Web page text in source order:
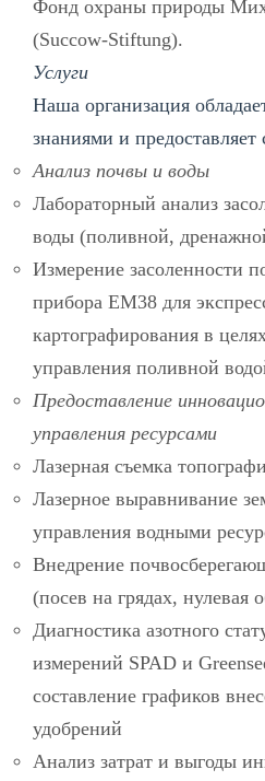
Фонд охраны природы
(Succow-Stiftung).
Услуги
Наша организация
знаниями и
Анализ почвы и воды
Лабораторный анализ
воды (поливной,
Измерение засоленности
прибора EM38 для
картографирования в
управления поливной
Предоставление
управления ресурсами
Лазерная съемка
Лазерное выравнивание
управления водными
Внедрение
(посев на грядах, нулевая
Диагностика азотного
измерений SPAD и
составление графиков
удобрений
Анализ затрат и выгоды